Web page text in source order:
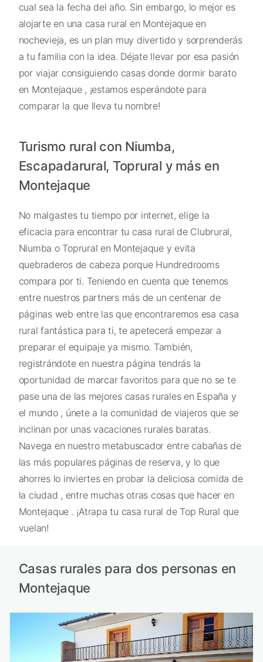
cual sea la fecha del año. Sin embargo, lo mejor es
alojarte en una casa rural en Montejaque en
nochevieja, es un plan muy divertido y sorprenderás
a tu familia con la idea. Déjate llevar por esa pasión
por viajar consiguiendo casas donde dormir barato
en Montejaque , ¡estamos esperándote para
comparar la que lleva tu nombre!
Turismo rural con Niumba,
Escapadarural, Toprural y más en
Montejaque
No malgastes tu tiempo por internet, elige la
eficacia para encontrar tu casa rural de Clubrural,
Niumba o Toprural en Montejaque y evita
quebraderos de cabeza porque Hundredrooms
compara por ti. Teniendo en cuenta que tenemos
entre nuestros partners más de un centenar de
páginas web entre las que encontraremos esa casa
rural fantástica para ti, te apetecerá empezar a
preparar el equipaje ya mismo. También,
registrándote en nuestra página tendrás la
oportunidad de marcar favoritos para que no se te
pase una de las mejores casas rurales en España y
el mundo , únete a la comunidad de viajeros que se
inclinan por unas vacaciones rurales baratas.
Navega en nuestro metabuscador entre cabañas de
las más populares páginas de reserva, y lo que
ahorres lo inviertes en probar la deliciosa comida de
la ciudad , entre muchas otras cosas que hacer en
Montejaque . ¡Atrapa tu casa rural de Top Rural que
vuelan!
Casas rurales para dos personas en
Montejaque